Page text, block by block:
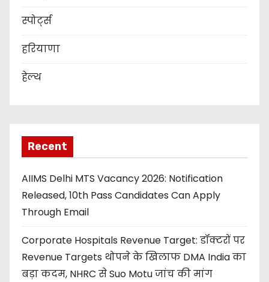
स्पोर्ट्स
हरियाणा
हेल्थ
Recent
AIIMS Delhi MTS Vacancy 2026: Notification
Released, 10th Pass Candidates Can Apply
Through Email
Corporate Hospitals Revenue Target: डॉक्टरों पर
Revenue Targets थोपने के खिलाफ DMA India का
बड़ा कदम, NHRC से Suo Motu जांच की मांग